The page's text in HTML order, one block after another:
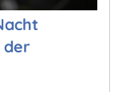
der